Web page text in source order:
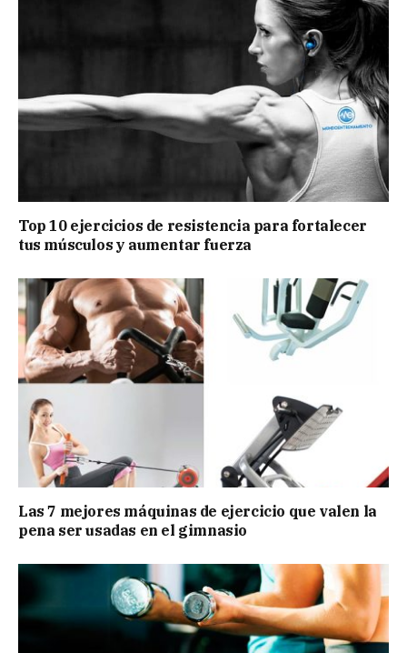
Top 10 ejercicios de resistencia para fortalecer
tus músculos y aumentar fuerza
Las 7 mejores máquinas de ejercicio que valen la
pena ser usadas en el gimnasio